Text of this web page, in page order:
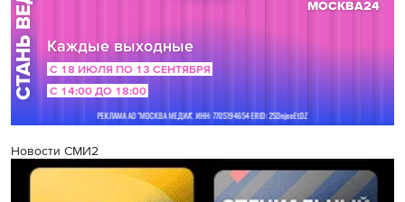
Новости СМИ2